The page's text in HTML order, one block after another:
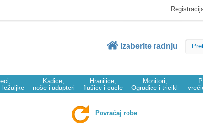
Izaberite radnju
ležaljke
Kadice,
noše i adapteri
Hranilice,
flašice i cucle
Monitori,
Ogradice i tricikli
Povraćaj robe